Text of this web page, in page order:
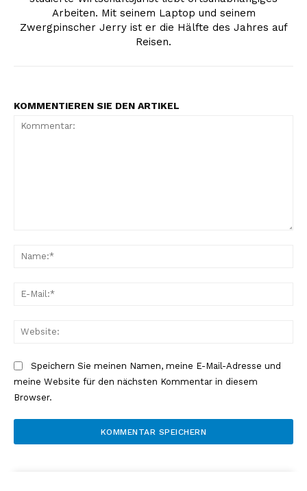
Arbeiten. Mit seinem Laptop und seinem
Zwergpinscher Jerry ist er die Hälfte des Jahres auf
Reisen.
KOMMENTIEREN SIE DEN ARTIKEL
Speichern Sie meinen Namen, meine E-Mail-Adresse und
meine Website für den nächsten Kommentar in diesem
Browser.